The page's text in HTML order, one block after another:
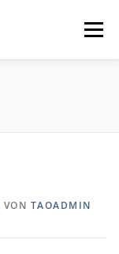
Menü
VON TAOADMIN